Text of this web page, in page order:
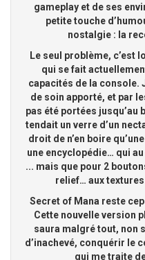
gameplay et de ses
petite touche
nostalgie : la
Le seul problème, c’est
qui se fait
capacités de la console.
de soin apporté, et par
pas été portées jusqu’au
tendait un verre d’un
droit de n’en boire
une encyclopédie… qui
... mais que pour 2
relief… aux
Secret of Mana reste
Cette nouvelle version
saura malgré tout, non
d’inachevé, conquérir le
qui me traite